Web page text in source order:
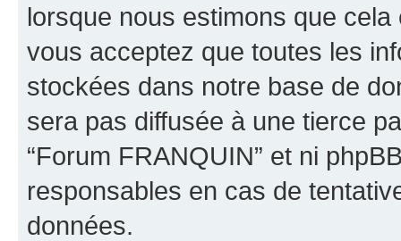
lorsque nous estimons que cela
vous acceptez que toutes les
stockées dans notre base de
sera pas diffusée à une tierce
“Forum FRANQUIN” et ni
responsables en cas de
données.